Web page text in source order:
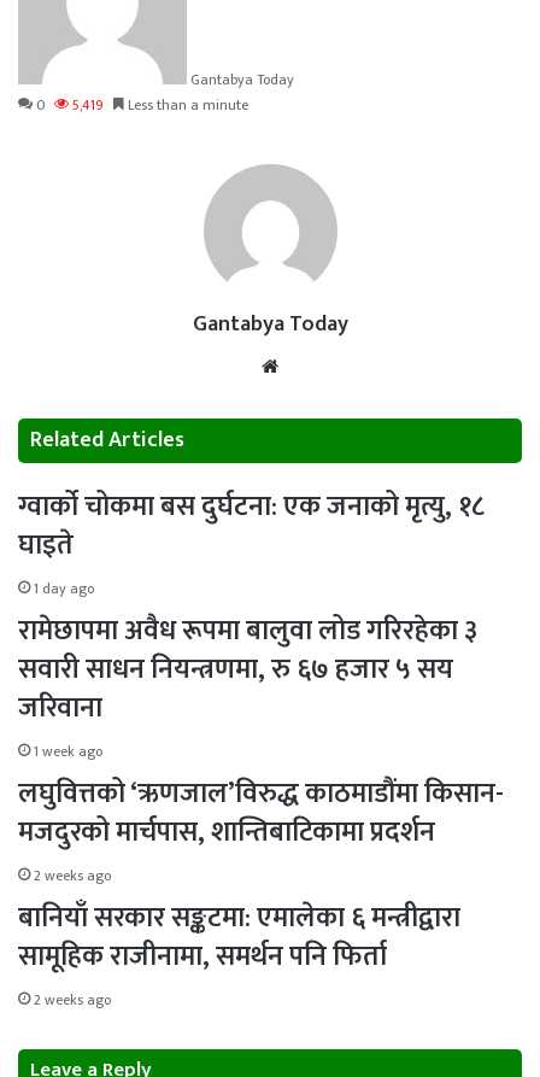
Gantabya Today
0
5,419 Less than a minute
Gantabya Today
Related Articles
ग्वार्को चोकमा बस दुर्घटना: एक जनाको मृत्यु, १८
घाइते
1 day ago
रामेछापमा अवैध रूपमा बालुवा लोड गरिरहेका ३
सवारी साधन नियन्त्रणमा, रु ६७ हजार ५ सय
जरिवाना
1 week ago
लघुवित्तको ‘ऋणजाल’विरुद्ध काठमाडौंमा किसान-
मजदुरको मार्चपास, शान्तिबाटिकामा प्रदर्शन
2 weeks ago
बानियाँ सरकार सङ्कटमा: एमालेका ६ मन्त्रीद्वारा
सामूहिक राजीनामा, समर्थन पनि फिर्ता
2 weeks ago
Leave a Reply